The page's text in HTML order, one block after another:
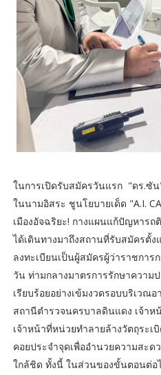
ในการเปิดรับสมัครวันแรก "ดร.ซั
ในนามอิสระ ชูนโยบายเด็ด "A.I.
เมืองอัจฉริยะ! กางแผนแก้ปัญหาร
ได้เดินทางมาถึงสถานที่รับสมัครตั้ง
ลงทะเบียนเป็นผู้สมัครผู้ว่าราชการ
วัน ท่ามกลางมาตรการรักษาความ
เรียบร้อยอย่างเข้มงวดรอบบริเวณ
สถานีตำรวจนครบาลดินแดง เจ้าห
เจ้าหน้าที่หน่วยทำลายล้างวัตถุระเ
คอยประจำจุดเพื่ออำนวยความสะ
ใกล้ชิด ทั้งนี้ ในส่วนของขั้นตอนต่อ